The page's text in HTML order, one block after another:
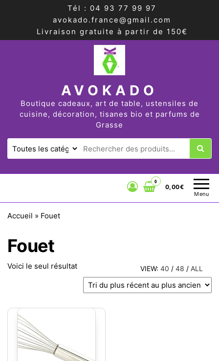
Tél : 04 93 77 99 97
avokado.france@gmail.com
Livraison gratuite à partir de 150€
AVOKADO
Boutique cadeaux, art de table, ustensiles de
cuisine, décoration, tisanes bio et parfums de
Grasse
Menu
0
0,00€
Accueil » Fouet
Fouet
VIEW: 40 / 48 / ALL
Voici le seul résultat